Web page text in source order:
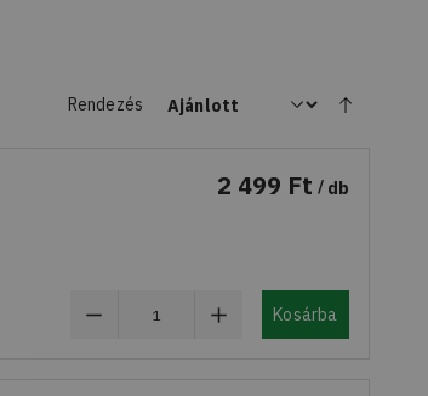
Rendezés
2 499 Ft db
Kosárba